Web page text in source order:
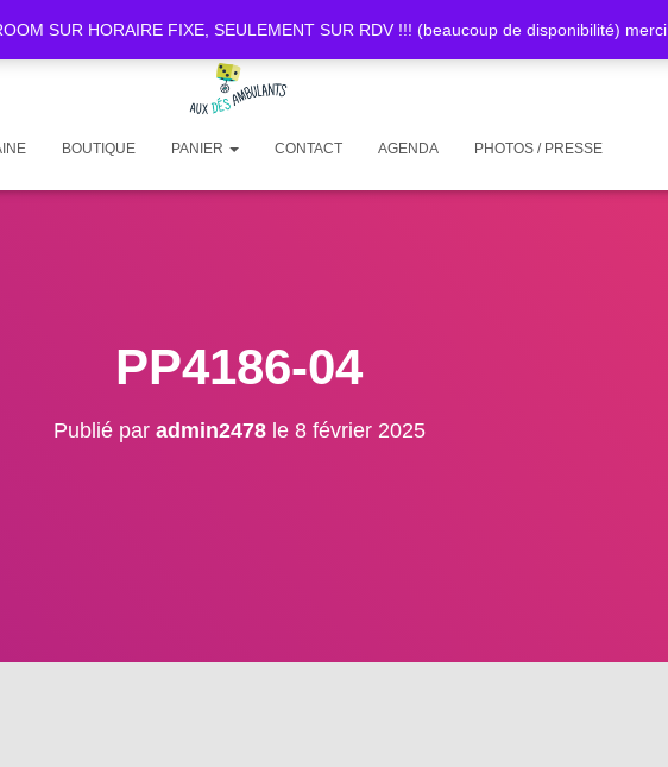
SUR HORAIRE FIXE, SEULEMENT SUR RDV !!! (beaucoup de disponibilité) merci
BOUTIQUE PANIER CONTACT AGENDA PHOTOS / PRESSE
PP4186-04
Publié par admin2478le 8 février 2025